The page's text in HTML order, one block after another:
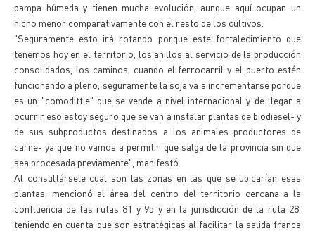
pampa húmeda y tienen mucha evolución, aunque aquí ocupan un
nicho menor comparativamente con el resto de los cultivos.
"Seguramente esto irá rotando porque este fortalecimiento que
tenemos hoy en el territorio, los anillos al servicio de la producción
consolidados, los caminos, cuando el ferrocarril y el puerto estén
funcionando a pleno, seguramente la soja va a incrementarse porque
es un "comodittie" que se vende a nivel internacional y de llegar a
ocurrir eso estoy seguro que se van a instalar plantas de biodiesel- y
de sus subproductos destinados a los animales productores de
carne- ya que no vamos a permitir que salga de la provincia sin que
sea procesada previamente", manifestó.
Al consultársele cual son las zonas en las que se ubicarían esas
plantas, mencionó al área del centro del territorio cercana a la
confluencia de las rutas 81 y 95 y en la jurisdicción de la ruta 28,
teniendo en cuenta que son estratégicas al facilitar la salida franca